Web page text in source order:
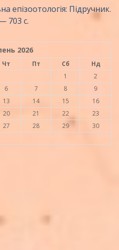
епізоотологія: Підручник.
703 с.
2026
Чт Пт Сб
Нд
1
2
6 7 8
9
13 14 15
16
20 21 22
23
27 28 29
30